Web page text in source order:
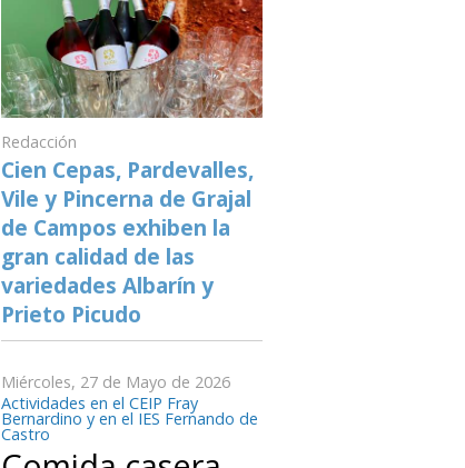
Redacción
Cien Cepas, Pardevalles,
Vile y Pincerna de Grajal
de Campos exhiben la
gran calidad de las
variedades Albarín y
Prieto Picudo
Miércoles, 27 de Mayo de 2026
Actividades en el CEIP Fray
Bernardino y en el IES Fernando de
Castro